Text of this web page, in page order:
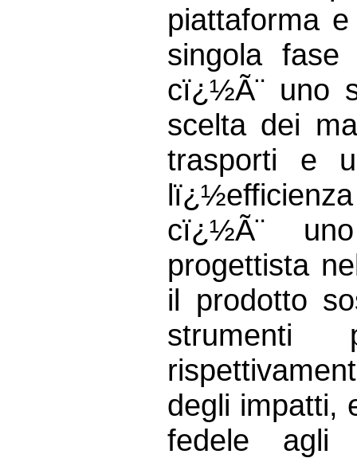
piattaforma
singola
cï¿½Ã¨ uno
scelta dei
trasporti e
cï¿½Ã¨
progettista
il prodotto
strumenti
degli impatti,
fedele agli